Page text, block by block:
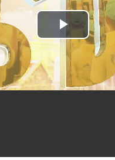
Play
Video